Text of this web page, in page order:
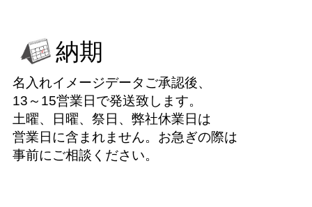
納期
名入れイメージデータご承認後、
13～15営業日で発送致します。
土曜、日曜、祭日、弊社休業日は
営業日に含まれません。お急ぎの際は
事前にご相談ください。